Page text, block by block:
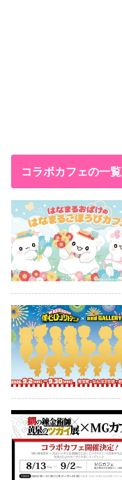
コラボカフェの一覧